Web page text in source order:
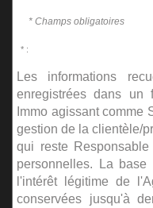
* Champs obligatoires
* :
Les informations
enregistrées dans un
Immo agissant comme
gestion de la clientèle/
qui reste
personnelles. La
l'intérêt légitime de
conservées jusqu'à